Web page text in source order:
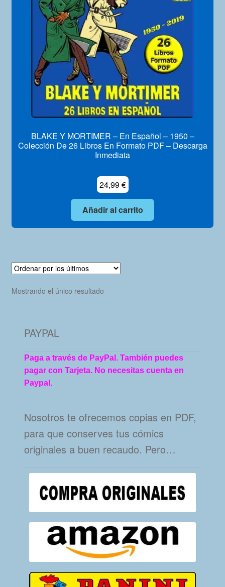
Mi Cuenta
BLAKE Y MORTIMER – En Español – 1950 –
Colección De 26 Libros En Formato PDF – Descarga
Inmediata
24,99€
Añadir al carrito
Mostrando el único resultado
PAYPAL
Paga a través de PayPal. También puedes
pagar con Tarjeta. No necesitas cuenta en
Paypal.
Nosotros te ofrecemos copias en PDF,
para que conserves tus cómics
originales a buen recaudo. Pero…